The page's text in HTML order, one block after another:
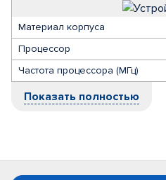
Материал корпуса
Процессор
Частота процессора (МГц)
Показать полностью